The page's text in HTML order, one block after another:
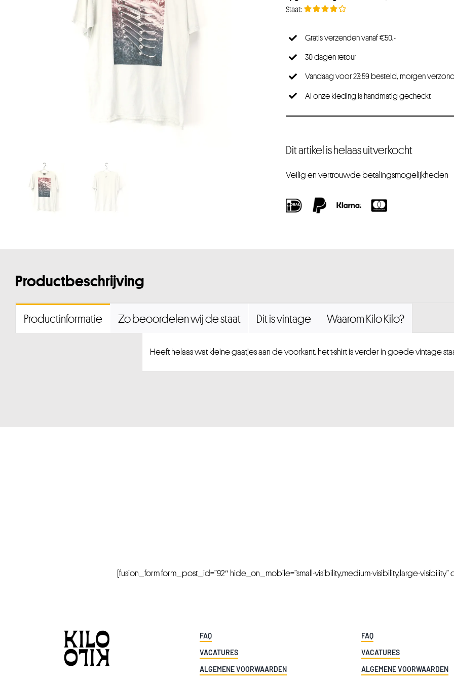
Gratis verzenden vanaf €50,-
30 dagen retour
Vandaag voor 23:59 besteld, morgen
Al onze kleding is handmatig gecheckt
Dit artikel is helaas uitverkocht
Veilig en vertrouwde betalingsmogelijkheden
Productbeschrijving
Productinformatie Zo beoordelen wij de staat Dit is vintage Waarom Kilo Kilo?
Heeft helaas wat kleine gaatjes aan de voorkant, het t-shirt is verder in goede vintage
[fusion_form form_post_id=”92″ hide_on_mobile=”small-visibility,medium-visibility,large-visibility”
FAQ
VACATURES
ALGEMENE VOORWAARDEN
FAQ
VACATURES
ALGEMENE VOORWAARDEN